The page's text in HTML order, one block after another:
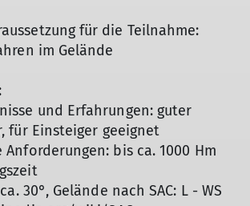
für die Teilnahme:
im Gelände
und Erfahrungen: guter
für Einsteiger geeignet
bis ca. 1000 Hm
30°, Gelände nach SAC: L - WS